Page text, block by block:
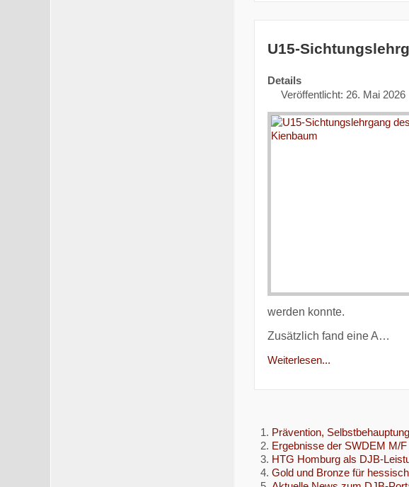
U15-
Details
Veröffentlicht: 26. Mai 2026
werden konnte.
Zusätzlich fand eine A…
Weiterlesen...
Prävention,
Ergebnisse der SWDEM M/F
HTG Homburg als DJB-
Gold und Bronze für